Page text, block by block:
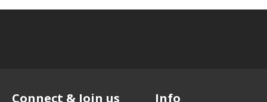
Connect & Join us Info